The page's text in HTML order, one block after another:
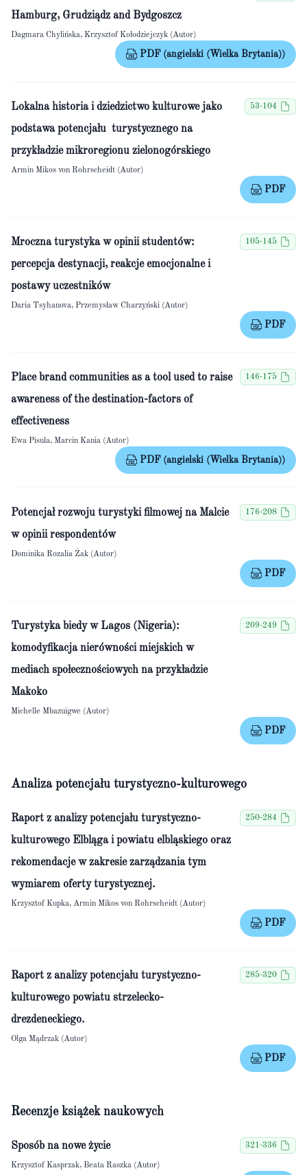
Hamburg, Grudziądz and Bydgoszcz
Dagmara Chylińska, Krzysztof Kołodziejczyk (Autor)
PDF (angielski (Wielka Brytania))
Lokalna historia i dziedzictwo kulturowe jako
podstawa potencjału turystycznego na
przykładzie mikroregionu zielonogórskiego
53-104
Armin Mikos von Rohrscheidt (Autor)
PDF
Mroczna turystyka w opinii studentów:
percepcja destynacji, reakcje emocjonalne i
postawy uczestników
105-145
Daria Tsyhanova, Przemysław Charzyński (Autor)
PDF
Place brand communities as a tool used to raise
awareness of the destination-factors of
effectiveness
146-175
Ewa Pisula, Marcin Kania (Autor)
PDF (angielski (Wielka Brytania))
Potencjał rozwoju turystyki filmowej na Malcie
w opinii respondentów
176-208
Dominika Rozalia Żak (Autor)
PDF
Turystyka biedy w Lagos (Nigeria):
komodyfikacja nierówności miejskich w
mediach społecznościowych na przykładzie
Makoko
209-249
Michelle Mbazuigwe (Autor)
PDF
Analiza potencjału turystyczno-kulturowego
Raport z analizy potencjału turystyczno-
kulturowego Elbląga i powiatu elbląskiego oraz
rekomendacje w zakresie zarządzania tym
wymiarem oferty turystycznej.
250-284
Krzysztof Kupka, Armin Mikos von Rohrscheidt (Autor)
PDF
Raport z analizy potencjału turystyczno-
kulturowego powiatu strzelecko-
drezdeneckiego.
285-320
Olga Mądrzak (Autor)
PDF
Recenzje książek naukowych
Sposób na nowe życie 321-336
Krzysztof Kasprzak, Beata Raszka (Autor)